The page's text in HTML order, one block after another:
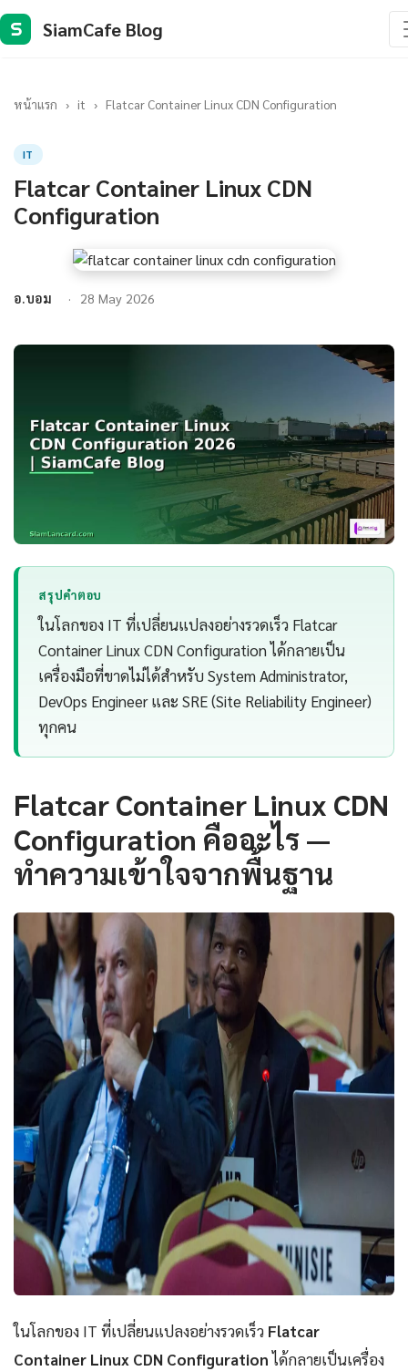
S SiamCafe Blog
หน้าแรก › it › Flatcar Container Linux CDN Configuration
IT
Flatcar Container Linux CDN
Configuration
อ.บอม 28 May 2026
สรุปคำตอบ
ในโลกของ IT ที่เปลี่ยนแปลงอย่างรวดเร็ว Flatcar
Container Linux CDN Configuration ได้กลายเป็น
เครื่องมือที่ขาดไม่ได้สำหรับ System Administrator,
DevOps Engineer และ SRE (Site Reliability Engineer)
ทุกคน
Flatcar Container Linux CDN
Configuration คืออะไร —
ทำความเข้าใจจากพื้นฐาน
ในโลกของ IT ที่เปลี่ยนแปลงอย่างรวดเร็ว Flatcar
Container Linux CDN Configurationได้กลายเป็นเครื่อง